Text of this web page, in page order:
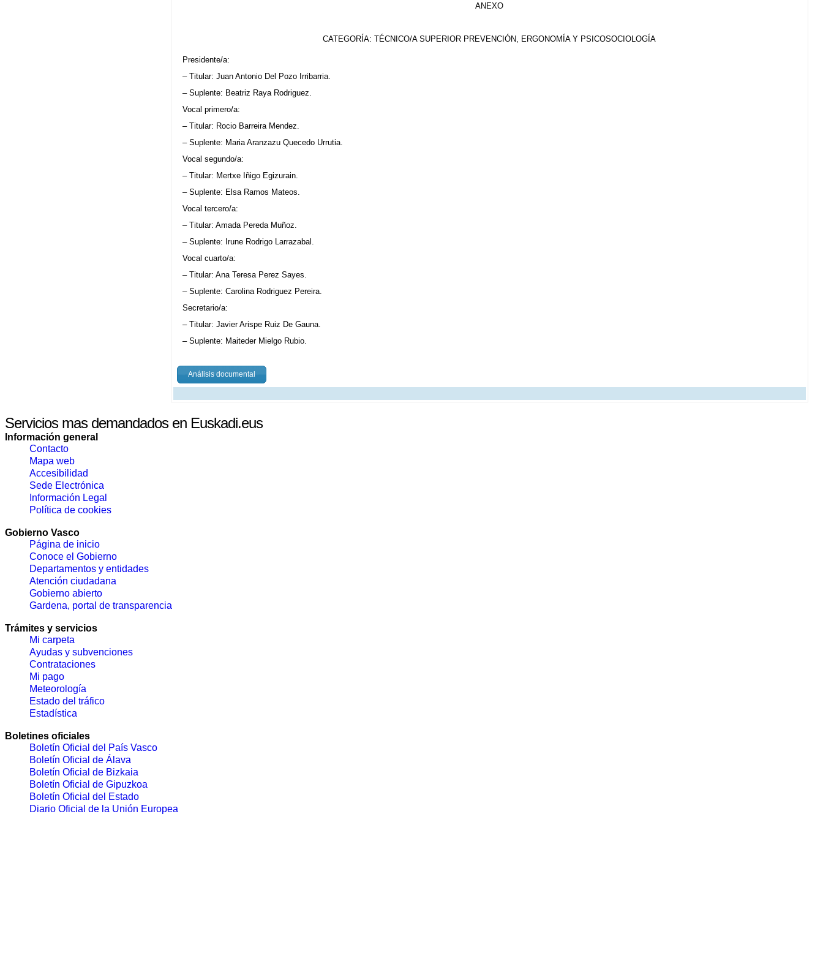
ANEXO
CATEGORÍA: TÉCNICO/A SUPERIOR PREVENCIÓN, ERGONOMÍA Y PSICOSOCIOLOGÍA
Presidente/a:
– Titular: Juan Antonio Del Pozo Irribarria.
– Suplente: Beatriz Raya Rodriguez.
Vocal primero/a:
– Titular: Rocio Barreira Mendez.
– Suplente: Maria Aranzazu Quecedo Urrutia.
Vocal segundo/a:
– Titular: Mertxe Iñigo Egizurain.
– Suplente: Elsa Ramos Mateos.
Vocal tercero/a:
– Titular: Amada Pereda Muñoz.
– Suplente: Irune Rodrigo Larrazabal.
Vocal cuarto/a:
– Titular: Ana Teresa Perez Sayes.
– Suplente: Carolina Rodriguez Pereira.
Secretario/a:
– Titular: Javier Arispe Ruiz De Gauna.
– Suplente: Maiteder Mielgo Rubio.
Análisis documental
Servicios mas demandados en Euskadi.eus
Información general
Contacto
Mapa web
Accesibilidad
Sede Electrónica
Información Legal
Política de cookies
Gobierno Vasco
Página de inicio
Conoce el Gobierno
Departamentos y entidades
Atención ciudadana
Gobierno abierto
Gardena, portal de transparencia
Trámites y servicios
Mi carpeta
Ayudas y subvenciones
Contrataciones
Mi pago
Meteorología
Estado del tráfico
Estadística
Boletines oficiales
Boletín Oficial del País Vasco
Boletín Oficial de Álava
Boletín Oficial de Bizkaia
Boletín Oficial de Gipuzkoa
Boletín Oficial del Estado
Diario Oficial de la Unión Europea